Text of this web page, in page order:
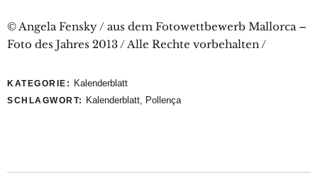
© Angela Fensky / aus dem Fotowettbewerb Mallorca –
Foto des Jahres 2013 / Alle Rechte vorbehalten /
KATEGORIE: Kalenderblatt
SCHLAGWORT: Kalenderblatt, Pollença